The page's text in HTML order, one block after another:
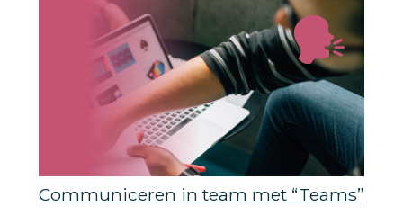
Communiceren in team met “Teams”